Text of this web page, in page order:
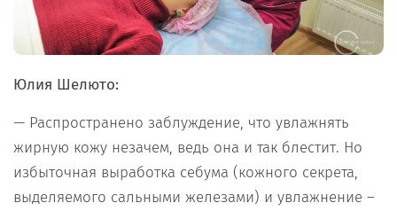
Юлия Шелюто:
— Распространено заблуждение, что увлажнять
жирную кожу незачем, ведь она и так блестит. Но
избыточная выработка себума (кожного секрета,
выделяемого сальными железами) и увлажнение –